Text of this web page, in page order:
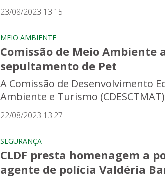
23/08/2023 13:15
MEIO AMBIENTE
Comissão de Meio
sepultamento de Pet
A Comissão de Desenvolvimento
Ambiente e Turismo
22/08/2023 13:27
SEGURANÇA
CLDF presta homenagem a
agente de polícia Valdéria